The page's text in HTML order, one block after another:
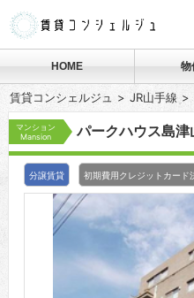
HOME 物
賃貸コンシェルジュ JR山手線
マンション
Mansion
パークハウス島津
分譲賃貸 初期費用クレジットカード